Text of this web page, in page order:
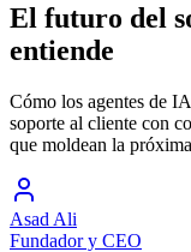
El futuro del
entiende
Cómo los agentes de
soporte al cliente con
que moldean la
Asad Ali
Fundador y CEO